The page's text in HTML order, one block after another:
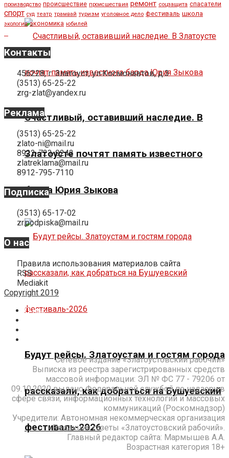
Счастливый, оставивший наследие. В
Златоусте почтят память известного
барда Юрия Зыкова
Будут рейсы. Златоустам и гостям города
рассказали, как добраться на Бушуевский
фестиваль-2026
производство происшествие происшествия ремонт соцзащита спасатели
спорт суд театр трамвай туризм уголовное дело фестиваль школа
экология экономика юбилей
Контакты
456228, г. Златоуст, ул.Космонавтов, д.3
(3513) 65-25-22
zrg-zlat@yandex.ru
Реклама
(3513) 65-25-22
zlato-ni@mail.ru
8922-723-9242
zlatreklama@mail.ru
8912-795-7110
Подписка
(3513) 65-17-02
zr.podpiska@mail.ru
О нас
Правила использования материалов сайта
RSS
Mediakit
Copyright 2019
О нас
Сетевое издание «Златоустовский рабочий»
Выписка из реестра зарегистрированных средств
массовой информации: ЭЛ № ФС 77 - 79206 от
09.10.2020 выдано Федеральной службой по надзору в
сфере связи, информационных технологий и массовых
коммуникаций (Роскомнадзор)
Учредители: Автономная некоммерческая организация
«Редакция газеты «Златоустовский рабочий».
Главный редактор сайта: Мармышев А.А.
Возрастная категория 18+